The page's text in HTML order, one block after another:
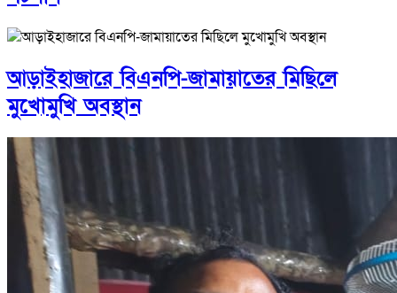
আড়াইহাজারে বিএনপি-জামায়াতের মিছিলে
মুখোমুখি অবস্থান